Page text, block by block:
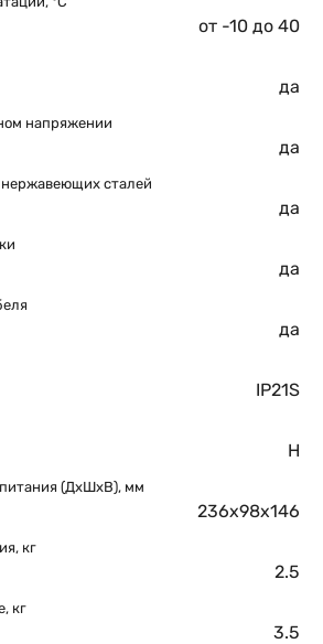
от -10 до 40
да
напряжении
да
сталей
да
да
да
IP21S
H
(ДхШхВ), мм
236х98х146
кг
2.5
кг
3.5